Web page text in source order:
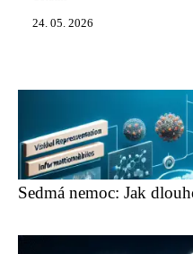
24. 05. 2026
Sedmá nemoc: Jak